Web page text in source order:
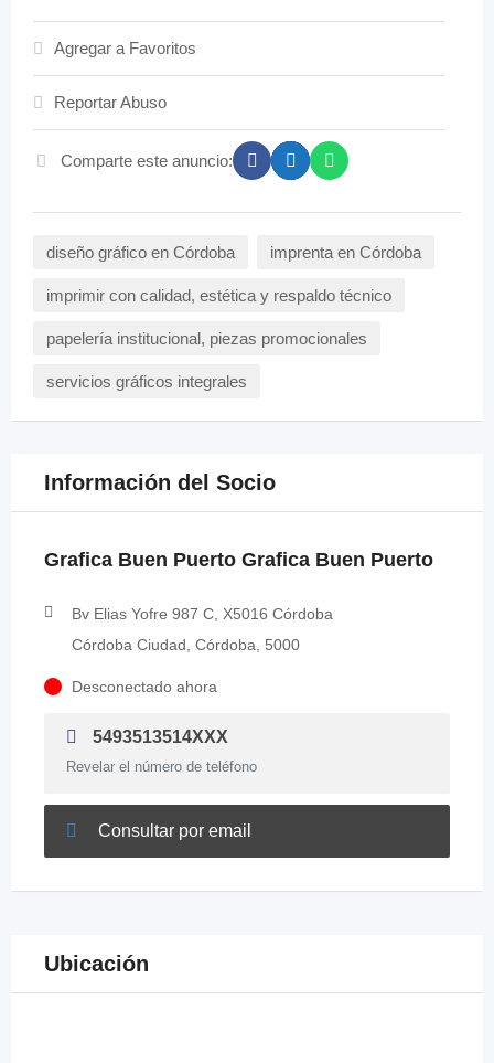
Agregar a Favoritos
Reportar Abuso
Comparte este anuncio:
diseño gráfico en Córdoba imprenta en Córdoba
imprimir con calidad, estética y respaldo técnico
papelería institucional, piezas promocionales
servicios gráficos integrales
Información del Socio
Grafica Buen Puerto Grafica Buen Puerto
Bv Elias Yofre 987 C, X5016 Córdoba
Córdoba Ciudad, Córdoba, 5000
Desconectado ahora
5493513514XXX
Revelar el número de teléfono
Consultar por email
Ubicación